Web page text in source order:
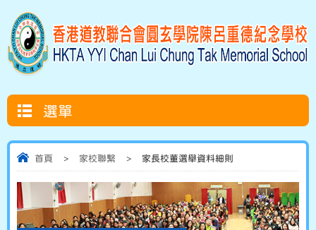
選單
首頁 > 家校聯繫 > 家長校董選舉資料細則